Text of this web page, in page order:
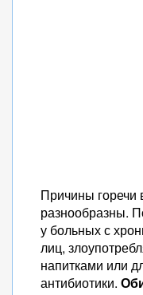
Причины горечи
разнообразны.
у больных с
лиц,
напитками или
антибиотики.